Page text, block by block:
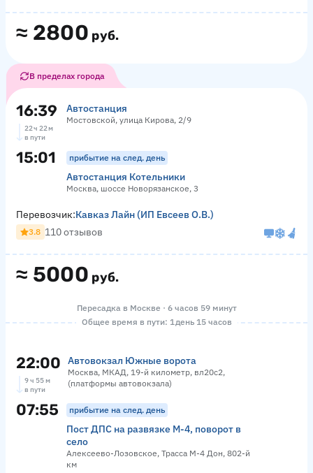
≈ 2800 руб.
В пределах города
16:39 Автостанция
Мостовской, улица Кирова, 2/9
22 ч 22 м
в пути
15:01 прибытие на след. день
Автостанция Котельники
Москва, шоссе Новорязанское, 3
≈ 5000 руб.
Перевозчик:Кавказ Лайн (ИП Евсеев О.В.)
3.8 110 отзывов
Пересадка в Москве · 6 часов 59 минут
Общее время в пути: 1 день 15 часов
22:00 Автовокзал Южные ворота
Москва, МКАД, 19-й километр, вл20с2,
(платформы автовокзала)
9 ч 55 м
в пути
07:55 прибытие на след. день
Пост ДПС на развязке М-4, поворот в
село
Алексеево-Лозовское, Трасса М-4 Дон, 802-й
км